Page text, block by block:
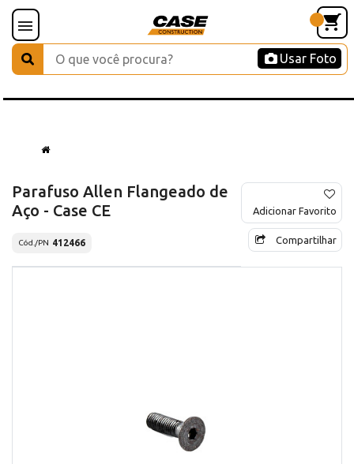
Usar Foto
Parafuso Allen Flangeado de
Aço - Case CE
Cód./PN 412466
Adicionar Favorito
Compartilhar